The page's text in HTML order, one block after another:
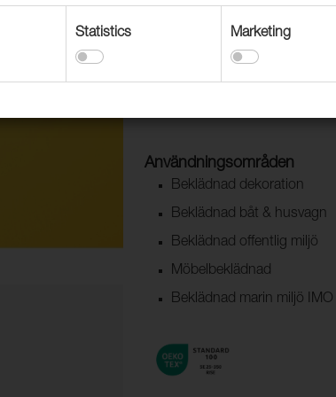
Säljs på avmätning eller i rulle
Användningsområden
Beklädnad dekoration
Beklädnad båt & husvagn
Beklädnad offentlig miljö
Möbelbeklädnad
Beklädnad marin miljö IMO
Statistics Marketing